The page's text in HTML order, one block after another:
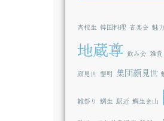
高校生 韓国料理 音楽会 魅
地蔵尊 飲み会 雑貨
顔見世 黎明 集団顔見世
雛祭り 鯛生 駅近 鯛生金山